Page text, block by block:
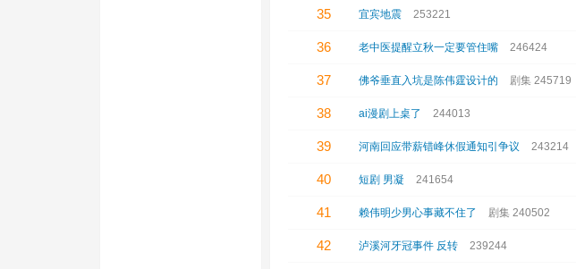
35 宜宾地震 253221
36 老中医提醒立秋一定要管住嘴 246424
37 佛爷垂直入坑是陈伟霆设计的 剧集 245719
38 ai漫剧上桌了 244013
39 河南回应带薪错峰休假通知引争议 243214
40 短剧 男凝 241654
41 赖伟明少男心事藏不住了 剧集 240502
42 泸溪河牙冠事件 反转 239244